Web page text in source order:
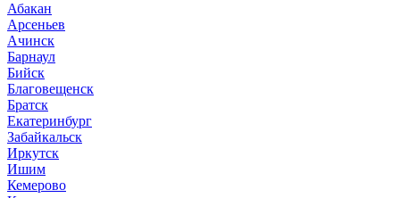
Абакан
Арсеньев
Ачинск
Барнаул
Бийск
Благовещенск
Братск
Екатеринбург
Забайкальск
Иркутск
Ишим
Кемерово